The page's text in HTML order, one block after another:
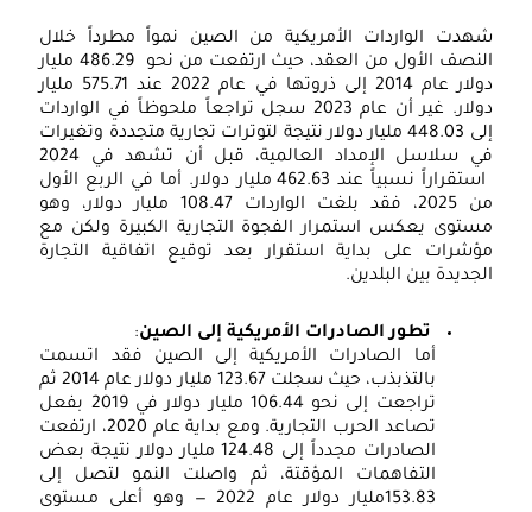
شهدت الواردات الأمريكية من الصين نمواً مطرداً خلال
النصف الأول من العقد، حيث ارتفعت من نحو 486.29 مليار
دولار عام 2014 إلى ذروتها في عام 2022 عند 575.71 مليار
دولار. غير أن عام 2023 سجل تراجعاً ملحوظاً في الواردات
إلى 448.03 مليار دولار نتيجة لتوترات تجارية متجددة وتغيرات
في سلاسل الإمداد العالمية، قبل أن تشهد في 2024
استقراراً نسبياً عند 462.63 مليار دولار. أما في الربع الأول
من 2025، فقد بلغت الواردات 108.47 مليار دولار، وهو
مستوى يعكس استمرار الفجوة التجارية الكبيرة ولكن مع
مؤشرات على بداية استقرار بعد توقيع اتفاقية التجارة
الجديدة بين البلدين.
تطور الصادرات الأمريكية إلى الصين:
أما الصادرات الأمريكية إلى الصين فقد اتسمت
بالتذبذب، حيث سجلت 123.67 مليار دولار عام 2014 ثم
تراجعت إلى نحو 106.44 مليار دولار في 2019 بفعل
تصاعد الحرب التجارية. ومع بداية عام 2020، ارتفعت
الصادرات مجدداً إلى 124.48 مليار دولار نتيجة بعض
التفاهمات المؤقتة، ثم واصلت النمو لتصل إلى
153.83مليار دولار عام 2022 — وهو أعلى مستوى